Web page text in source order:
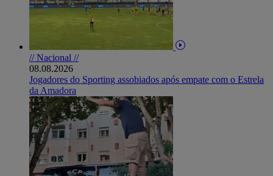
// Nacional //
08.08.2026
Jogadores do Sporting assobiados após empate com o Estrela
da Amadora